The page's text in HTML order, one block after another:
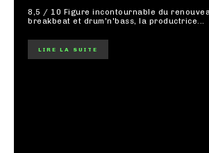
8,5 / 10 Figure incontournable du renouveau de la scène
breakbeat et drum'n'bass, la productrice...
LIRE LA SUITE